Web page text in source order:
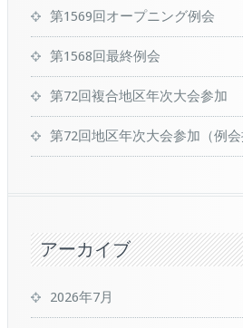
第1569回オープニング例会
第1568回最終例会
第72回複合地区年次大会参加
第72回地区年次大会参加（例会
アーカイブ
2026年7月